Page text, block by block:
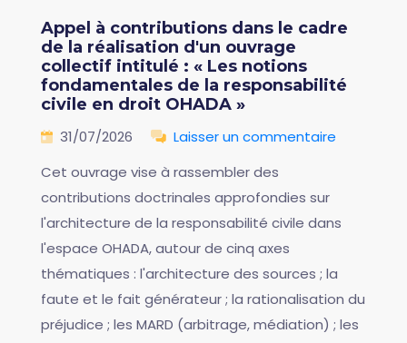
Appel à contributions dans le cadre
de la réalisation d'un ouvrage
collectif intitulé : « Les notions
fondamentales de la responsabilité
civile en droit OHADA »
31/07/2026
Laisser un commentaire
Cet ouvrage vise à rassembler des
contributions doctrinales approfondies sur
l'architecture de la responsabilité civile dans
l'espace OHADA, autour de cinq axes
thématiques : l'architecture des sources ; la
faute et le fait générateur ; la rationalisation du
préjudice ; les MARD (arbitrage, médiation) ; les